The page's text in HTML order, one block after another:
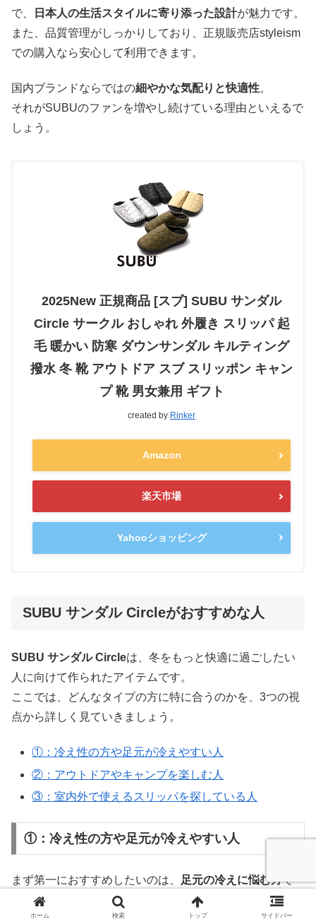
で、
日本人の生活スタイルに寄り添った設計が魅力です。
また、品質管理がしっかりしており、正規販売店styleism
での購入なら安心して利用できます。
国内ブランドならではの細やかな気配りと快適性。
それがSUBUのファンを増やし続けている理由といえるで
しょう。
2025New 正規商品 [スブ] SUBU サンダル
Circle サークル おしゃれ 外履き スリッパ 起
毛 暖かい 防寒 ダウンサンダル キルティング
撥水 冬 靴 アウトドア スブ スリッポン キャン
プ 靴 男女兼用 ギフト
created by Rinker
Amazon
楽天市場
Yahooショッピング
SUBU サンダル Circleがおすすめな人
SUBU サンダル Circleは、冬をもっと快適に過ごしたい
人に向けて作られたアイテムです。
ここでは、どんなタイプの方に特に合うのかを、3つの視
点から詳しく見ていきましょう。
①：冷え性の方や足元が冷えやすい人
②：アウトドアやキャンプを楽しむ人
③：室内外で使えるスリッパを探している人
①：冷え性の方や足元が冷えやすい人
まず第一におすすめしたいのは、 足元の冷えに悩む方で
す。
冬場は靴下を履いていてもつま先が冷えてつらい、という
ホーム 検索 トップ サイドバー